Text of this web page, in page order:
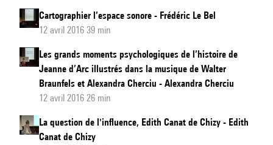
Cartographier l’espace sonore - Frédéric Le Bel
12 avril 2016 39 min
Les grands moments psychologiques de l’histoire de
Jeanne d’Arc illustrés dans la musique de Walter
Braunfels et Alexandra Cherciu - Alexandra Cherciu
12 avril 2016 26 min
La question de l'influence, Edith Canat de Chizy - Edith
Canat de Chizy